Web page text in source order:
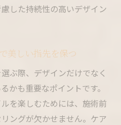
した持続性の高いデザイン
美しい指先を保つ
ぶ際、デザインだけでなく
かも重要なポイントです。
を楽しむためには、施術前
ングが欠かせません。ケア